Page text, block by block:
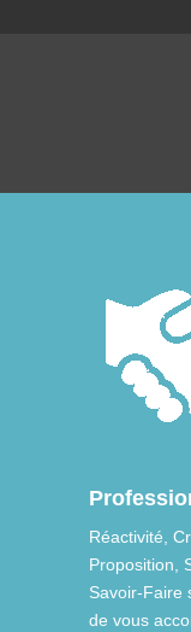
Réactivité,
Proposition,
Savoir-Faire
de vous